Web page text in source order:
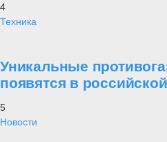
4
Техника
Уникальные
появятся в
5
Новости